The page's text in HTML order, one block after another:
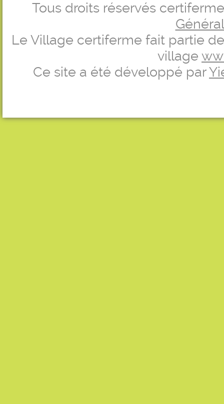
Tous droits réservés
Le Village certiferme fait partie
village
Ce site a été développé par